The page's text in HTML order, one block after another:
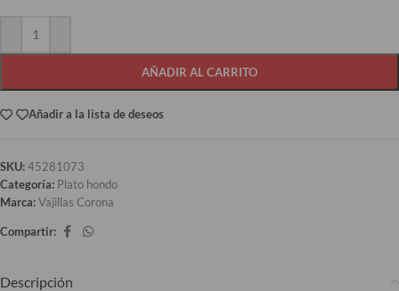
AÑADIR AL CARRITO
Añadir a la lista de deseos
SKU:45281073
Categoría: Plato hondo
Marca:Vajillas Corona
Compartir:
Descripción